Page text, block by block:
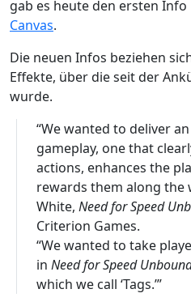
gab es heute den ersten Info
Canvas.
Die neuen Infos beziehen
Effekte, über die seit der
wurde.
“We wanted to deliver
gameplay, one that
actions, enhances the
rewards them along the
White, Need for Speed
Criterion Games.
“We wanted to take
in Need for Speed
which we call ‘Tags.’”